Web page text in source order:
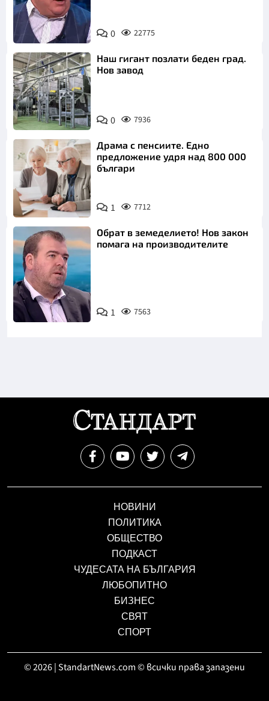
Снимка: БНТ 0 22775
Наш гигант позлати беден град.
Нов завод
0 7936
Драма с пенсиите. Едно
предложение удря над 800 000
българи
1 7712
Снимка: бТВ
Обрат в земеделието! Нов закон
помага на производителите
1 7563
НОВИНИ
ПОЛИТИКА
ОБЩЕСТВО
ПОДКАСТ
ЧУДЕСАТА НА БЪЛГАРИЯ
ЛЮБОПИТНО
БИЗНЕС
СВЯТ
СПОРТ
© 2026 | StandartNews.com © всички права запазени